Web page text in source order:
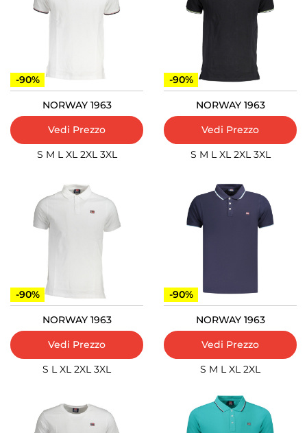
-90%
NORWAY 1963
Vedi Prezzo
S M L XL 2XL 3XL
-90%
NORWAY 1963
Vedi Prezzo
S M L XL 2XL 3XL
-90%
NORWAY 1963
Vedi Prezzo
S L XL 2XL 3XL
-90%
NORWAY 1963
Vedi Prezzo
S M L XL 2XL